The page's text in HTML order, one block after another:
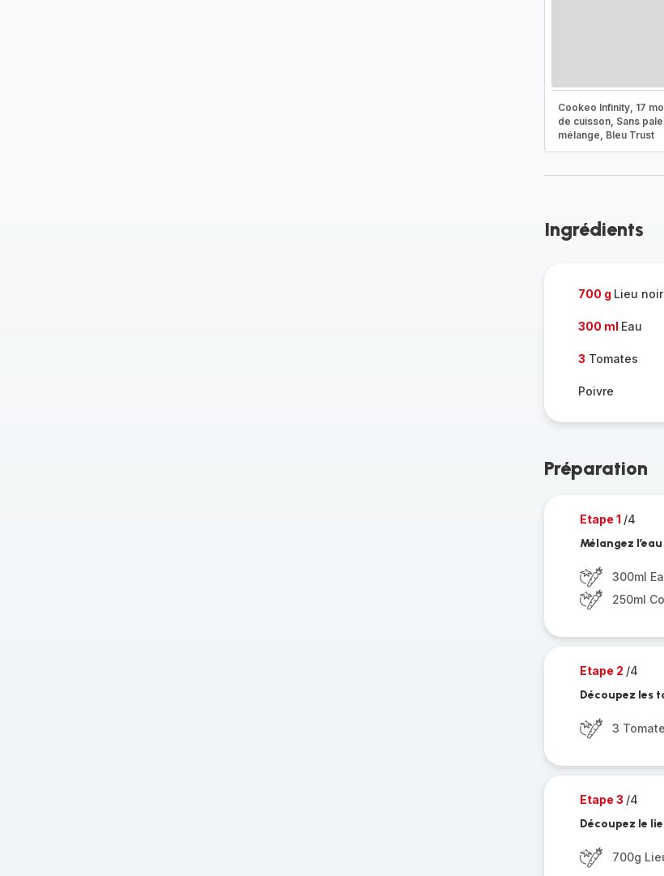
Cookeo Infinity, 17
de cuisson, Sans
mélange, Bleu Trust
Ingrédients
700 g Lieu
300 ml Eau
3 Tomates
Poivre
Préparation
Etape 1 /4
Mélangez
300ml
250ml
Etape 2 /4
Découpez les
3
Etape 3 /4
Découpez le
700g